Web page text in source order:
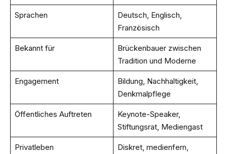
Sprachen
Deutsch, Englisch,
Französisch
Bekannt für
Brückenbauer zwischen
Tradition und Moderne
Engagement
Bildung, Nachhaltigkeit,
Denkmalpflege
Öffentliches Auftreten
Keynote-Speaker,
Stiftungsrat, Mediengast
Privatleben
Diskret, medienfern,